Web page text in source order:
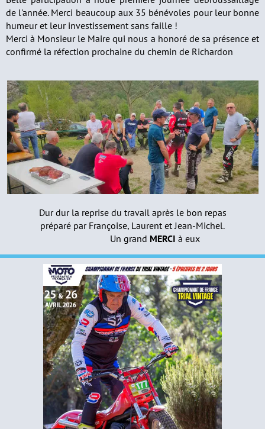
de l'année. Merci beaucoup aux 35 bénévoles pour leur bonne
humeur et leur investissement sans faille !
Merci à Monsieur le Maire qui nous a honoré de sa présence et
confirmé la réfection prochaine du chemin de Richardon
Dur dur la reprise du travail après le bon repas
préparé par Françoise, Laurent et Jean-Michel.
Un grand MERCI à eux